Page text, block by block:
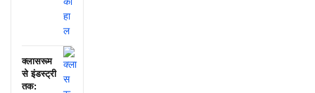
क्लासरूम
से इंडस्ट्री
तक: